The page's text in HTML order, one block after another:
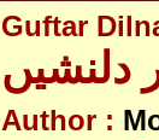
Guftar
دلنشیں
Author :